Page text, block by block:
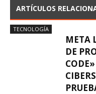
ARTÍCULOS
TECNOLOGÍA
META
DE